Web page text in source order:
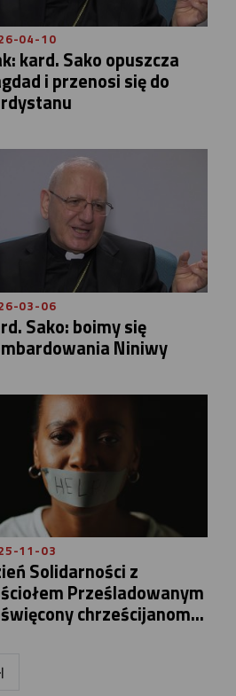
04-10
kard. Sako opuszcza
i przenosi się do
03-06
Sako: boimy się
Niniwy
11-03
Solidarności z
Prześladowanym
chrześcijanom...